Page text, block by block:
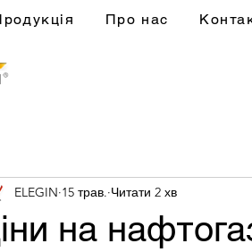
Про нас
на
ELEGIN 15 трав. Читати 2 хв